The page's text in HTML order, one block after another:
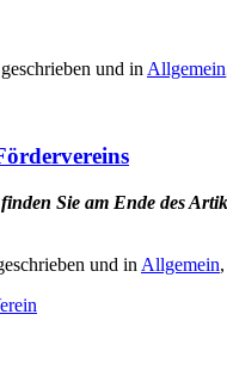
geschrieben und inAllgemein
Sie am Ende des
und in Allgemein,